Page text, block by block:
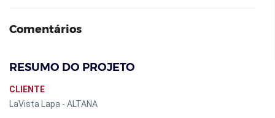
Comentários
RESUMO DO PROJETO
CLIENTE
LaVista Lapa - ALTANA